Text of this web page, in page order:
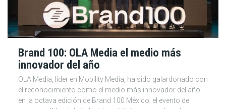
Brand 100: OLA Media el medio más
innovador del año
OLA Media, líder en Mobility Media, ha sido galardonado con
el reconocimiento como el medio más innovador del año
en la octava edición de Brand 100 México, el evento de